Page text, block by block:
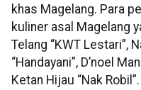
khas Magelang. Para
kuliner asal Magelang
Telang “KWT Lestari”,
“Handayani”, D’noel
Ketan Hijau “Nak Robil”.